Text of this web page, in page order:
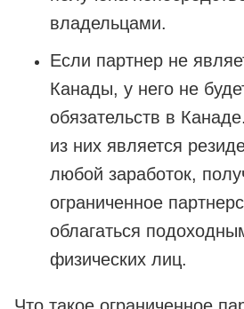
владельцами.
Если партнер не
Канады, у него не
обязательств в
из них является
любой заработок,
ограниченное
облагаться
физических лиц.